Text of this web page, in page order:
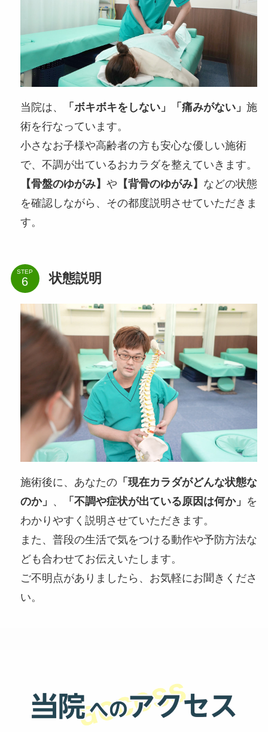
当院は、 「ボキボキをしない」「痛みがない」 施
術を行なっています。
小さなお子様や高齢者の方も安心な優しい施術
で、不調が出ているおカラダを整えていきます。
【骨盤のゆがみ】 や 【背骨のゆがみ】 などの状態
を確認しながら、その都度説明させていただきま
す。
STEP 状態説明
施術後に、あなたの「現在カラダがどんな状態な
のか」 、 「不調や症状が出ている原因は何か」 を
わかりやすく説明させていただきます。
また、普段の生活で気をつける動作や予防方法な
ども合わせてお伝えいたします。
ご不明点がありましたら、お気軽にお聞きくださ
い。